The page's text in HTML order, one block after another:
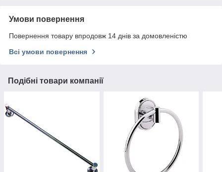
Умови повернення
Повернення товару впродовж 14 днів за домовленістю
Всі умови повернення
Подібні товари компанії